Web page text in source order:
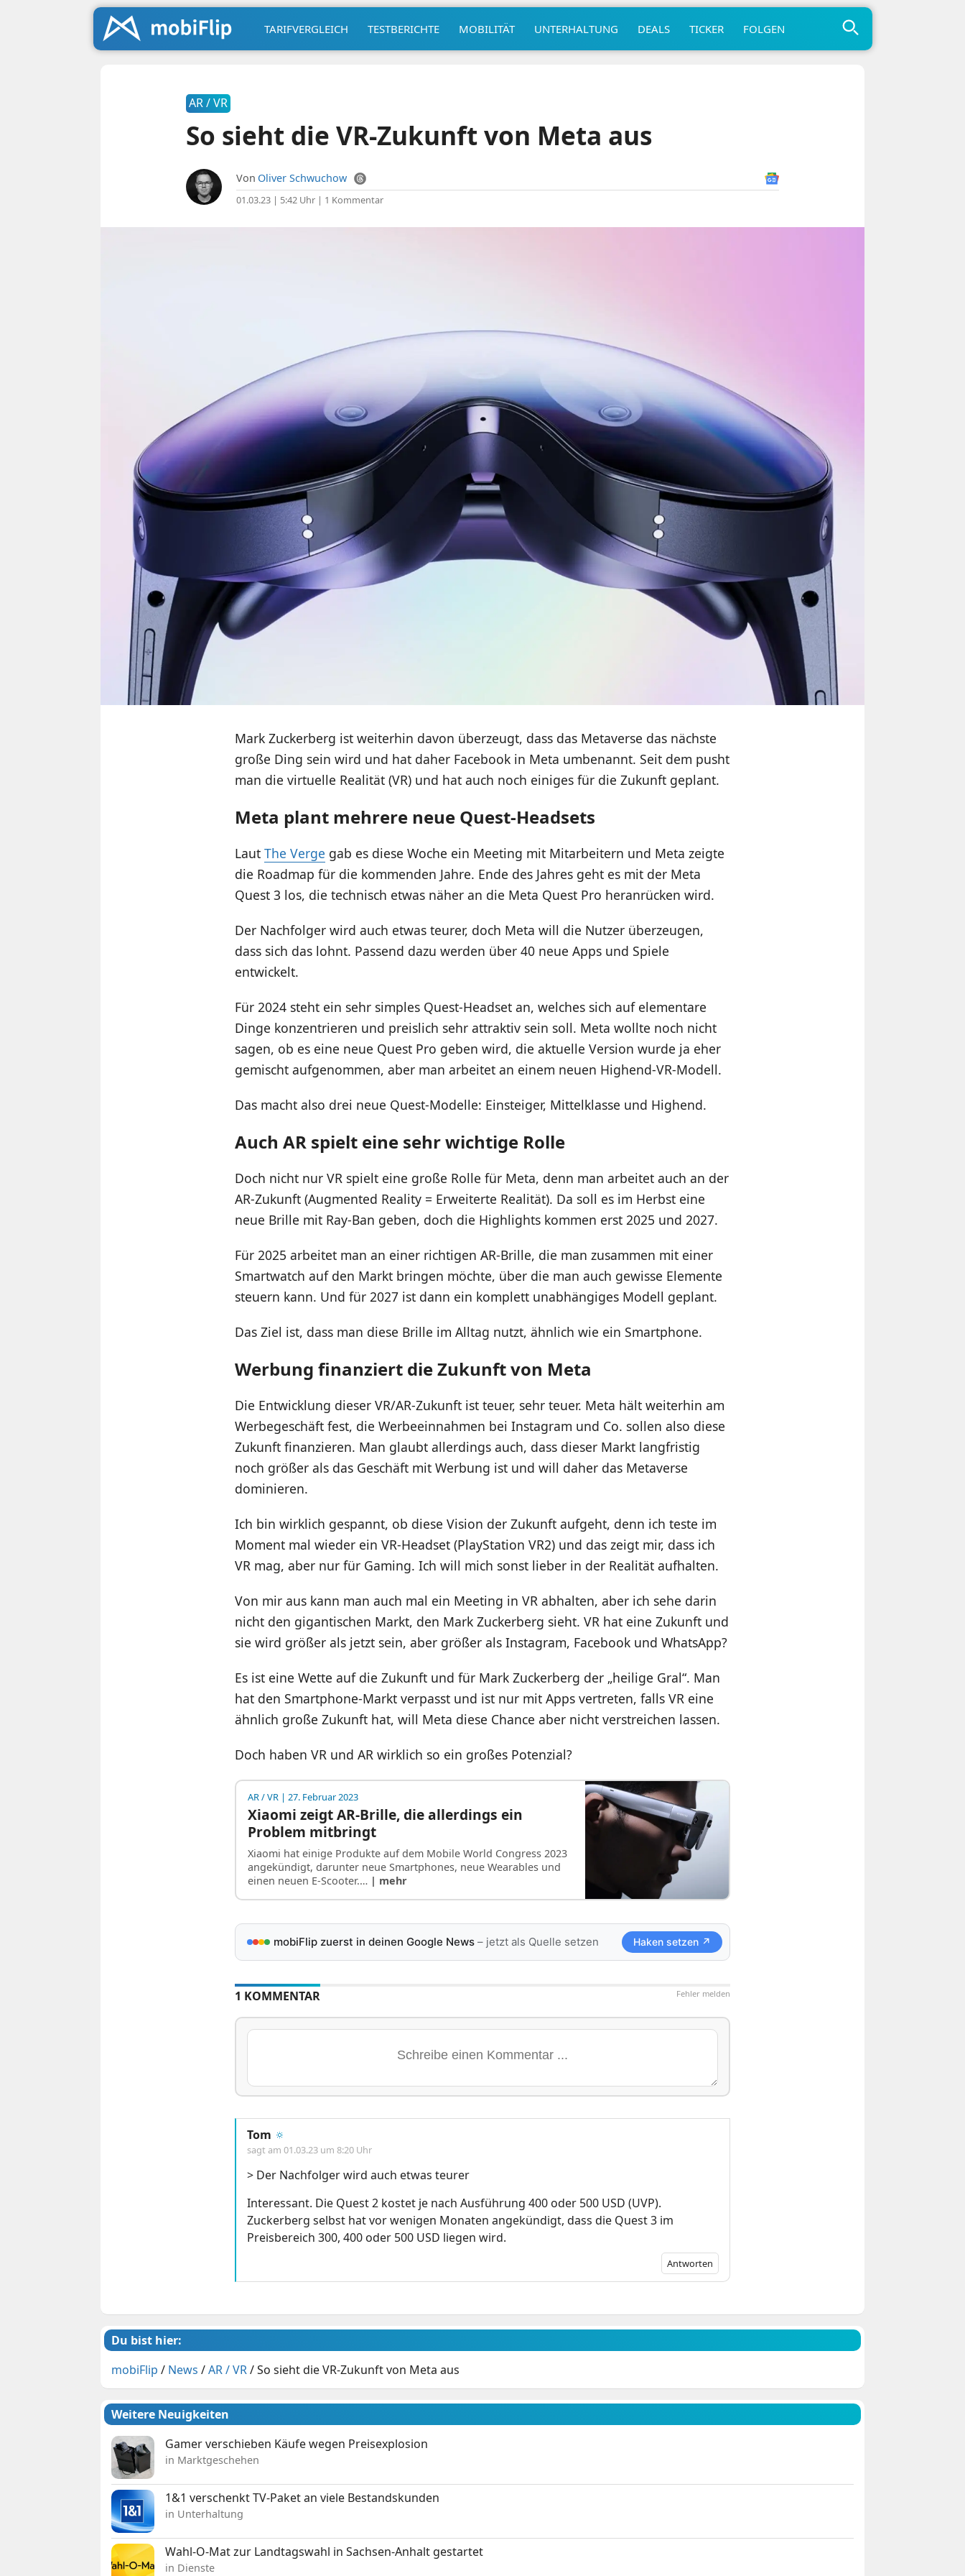
TARIFVERGLEICH TESTBERICHTE MOBILITÄT UNTERHALTUNG DEALS TICKER FOLGEN
AR / VR
So sieht die VR-Zukunft von Meta aus
Von Oliver Schwuchow
01.03.23 | 5:42 Uhr| 1 Kommentar
Mark Zuckerberg ist weiterhin davon überzeugt, dass das Metaverse das nächste
große Ding sein wird und hat daher Facebook in Meta umbenannt. Seit dem pusht
man die virtuelle Realität (VR) und hat auch noch einiges für die Zukunft geplant.
Meta plant mehrere neue Quest-Headsets
Laut The Verge gab es diese Woche ein Meeting mit Mitarbeitern und Meta zeigte
die Roadmap für die kommenden Jahre. Ende des Jahres geht es mit der Meta
Quest 3 los, die technisch etwas näher an die Meta Quest Pro heranrücken wird.
Der Nachfolger wird auch etwas teurer, doch Meta will die Nutzer überzeugen,
dass sich das lohnt. Passend dazu werden über 40 neue Apps und Spiele
entwickelt.
Für 2024 steht ein sehr simples Quest-Headset an, welches sich auf elementare
Dinge konzentrieren und preislich sehr attraktiv sein soll. Meta wollte noch nicht
sagen, ob es eine neue Quest Pro geben wird, die aktuelle Version wurde ja eher
gemischt aufgenommen, aber man arbeitet an einem neuen Highend-VR-Modell.
Das macht also drei neue Quest-Modelle: Einsteiger, Mittelklasse und Highend.
Auch AR spielt eine sehr wichtige Rolle
Doch nicht nur VR spielt eine große Rolle für Meta, denn man arbeitet auch an der
AR-Zukunft (Augmented Reality = Erweiterte Realität). Da soll es im Herbst eine
neue Brille mit Ray-Ban geben, doch die Highlights kommen erst 2025 und 2027.
Für 2025 arbeitet man an einer richtigen AR-Brille, die man zusammen mit einer
Smartwatch auf den Markt bringen möchte, über die man auch gewisse Elemente
steuern kann. Und für 2027 ist dann ein komplett unabhängiges Modell geplant.
Das Ziel ist, dass man diese Brille im Alltag nutzt, ähnlich wie ein Smartphone.
Werbung finanziert die Zukunft von Meta
Die Entwicklung dieser VR/AR-Zukunft ist teuer, sehr teuer. Meta hält weiterhin am
Werbegeschäft fest, die Werbeeinnahmen bei Instagram und Co. sollen also diese
Zukunft finanzieren. Man glaubt allerdings auch, dass dieser Markt langfristig
noch größer als das Geschäft mit Werbung ist und will daher das Metaverse
dominieren.
Ich bin wirklich gespannt, ob diese Vision der Zukunft aufgeht, denn ich teste im
Moment mal wieder ein VR-Headset (PlayStation VR2) und das zeigt mir, dass ich
VR mag, aber nur für Gaming. Ich will mich sonst lieber in der Realität aufhalten.
Von mir aus kann man auch mal ein Meeting in VR abhalten, aber ich sehe darin
nicht den gigantischen Markt, den Mark Zuckerberg sieht. VR hat eine Zukunft und
sie wird größer als jetzt sein, aber größer als Instagram, Facebook und WhatsApp?
Es ist eine Wette auf die Zukunft und für Mark Zuckerberg der „heilige Gral“. Man
hat den Smartphone-Markt verpasst und ist nur mit Apps vertreten, falls VR eine
ähnlich große Zukunft hat, will Meta diese Chance aber nicht verstreichen lassen.
Doch haben VR und AR wirklich so ein großes Potenzial?
AR / VR | 27. Februar 2023
Xiaomi zeigt AR-Brille, die allerdings ein
Problem mitbringt
Xiaomi hat einige Produkte auf dem Mobile World Congress 2023
angekündigt, darunter neue Smartphones, neue Wearables und
einen neuen E-Scooter.… | mehr
mobiFlip zuerst in deinen Google News– jetzt als Quelle setzen Haken setzen ↗
Fehler melden
1 KOMMENTAR
Tom 🔅
sagt am 01.03.23 um 8:20 Uhr
> Der Nachfolger wird auch etwas teurer
Interessant. Die Quest 2 kostet je nach Ausführung 400 oder 500 USD (UVP).
Zuckerberg selbst hat vor wenigen Monaten angekündigt, dass die Quest 3 im
Preisbereich 300, 400 oder 500 USD liegen wird.
Antworten
Du bist hier:
mobiFlip / News /AR / VR/So sieht die VR-Zukunft von Meta aus
Weitere Neuigkeiten
Gamer verschieben Käufe wegen Preisexplosion
in Marktgeschehen
1&1 verschenkt TV-Paket an viele Bestandskunden
in Unterhaltung
Wahl-O-Mat zur Landtagswahl in Sachsen-Anhalt gestartet
in Dienste